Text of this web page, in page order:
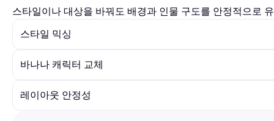
스타일이나 대상을 바꿔도 배경과 인물 구도를 안정적으로
스타일 믹싱
바나나 캐릭터 교체
레이아웃 안정성